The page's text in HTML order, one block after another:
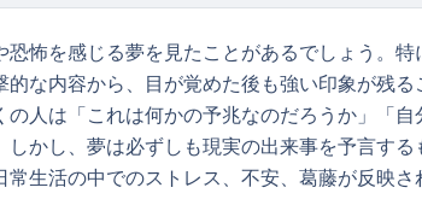
恐怖を感じる夢を見たことがあるでしょう。
的な内容から、目が覚めた後も強い印象が残
人は「これは何かの予兆なのだろうか」「自
しかし、夢は必ずしも現実の出来事を予言す
生活の中でのストレス、不安、葛藤が反映さ